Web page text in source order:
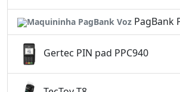
PagBank
Gertec PIN pad PPC940